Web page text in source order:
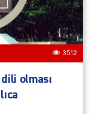
3512
olması